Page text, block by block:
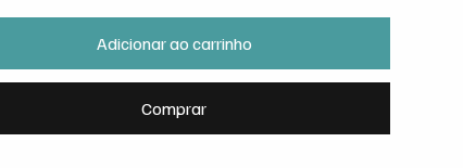
Adicionar ao carrinho
Comprar